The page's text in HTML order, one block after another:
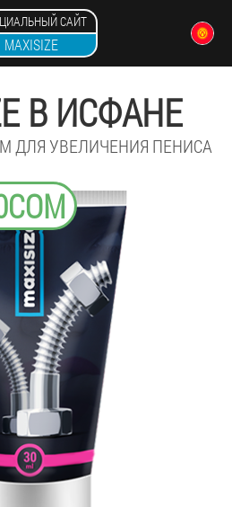
САЙТ
MAXISIZE
В ИСФАНЕ
ДЛЯ УВЕЛИЧЕНИЯ ПЕНИСА